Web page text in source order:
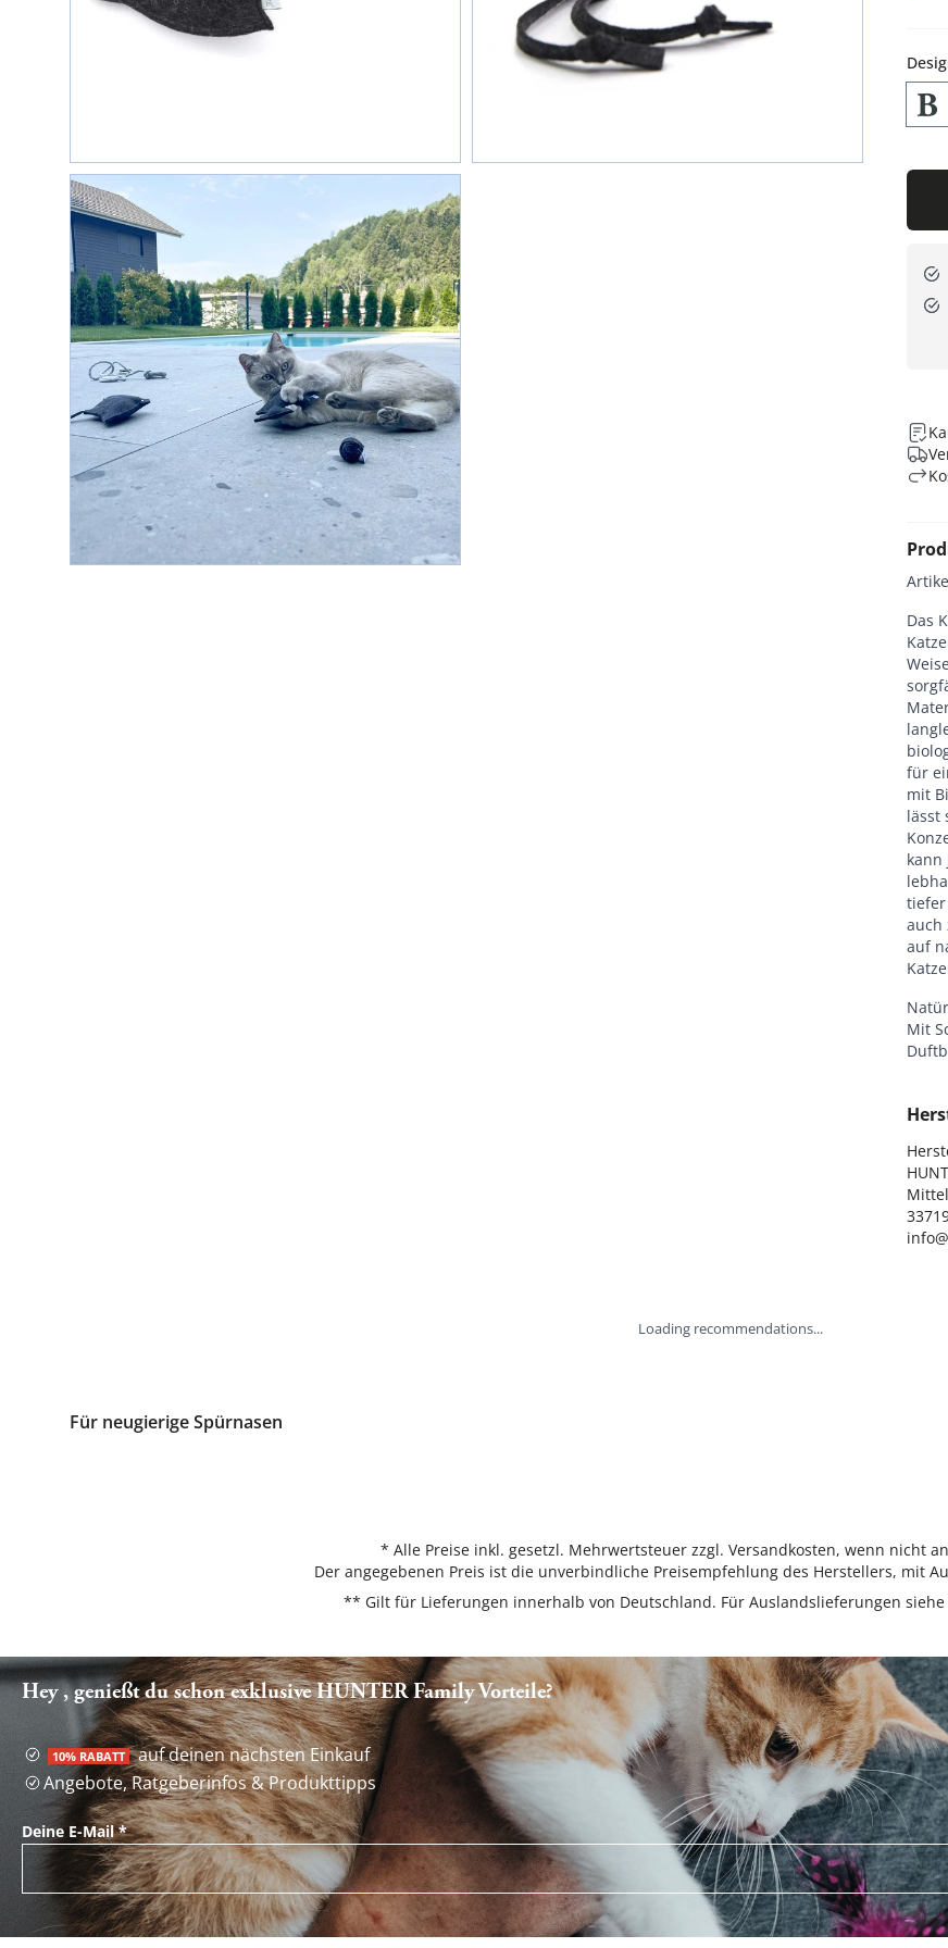
Das
für
mit
lässt
kann
tiefer
auch
auf
Mit
Loading recommendations...
Für neugierige Spürnasen
* Alle Preise inkl. gesetzl. Mehrwertsteuer zzgl. Versandkosten, wenn nicht
Der angegebenen Preis ist die unverbindliche Preisempfehlung des Herstellers, mit
** Gilt für Lieferungen innerhalb von Deutschland. Für Auslandslieferungen siehe
Hey , genießt du schon exklusive HUNTER Family Vorteile?
10% RABATT auf deinen nächsten Einkauf
Angebote, Ratgeberinfos & Produkttipps
Deine E-Mail*